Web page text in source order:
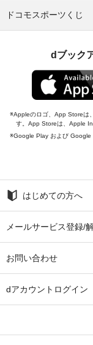
ドコモスポーツくじ
dブック
Appleのロゴ、App Storeは
す。App Storeは、Apple
Google Play および Google
はじめての方へ
メールサービス登録/
お問い合わせ
dアカウントログイン